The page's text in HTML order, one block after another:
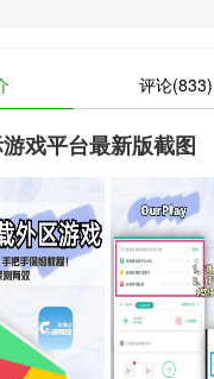
评论(833)
戏平台最新版截图